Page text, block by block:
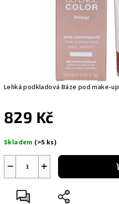
Lehká podkladová Báze pod make-up
829 Kč
cena:
Skladem (>5 ks)
+
−